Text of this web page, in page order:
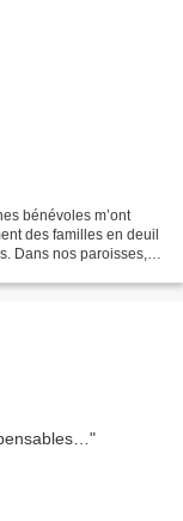
bénévoles m’ont
des familles en deuil
Dans nos paroisses,